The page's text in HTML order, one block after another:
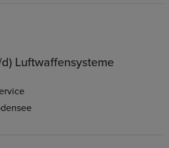
Luftwaffensysteme